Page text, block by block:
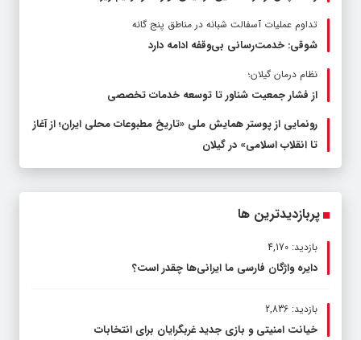
تداوم عملیات آسفالت‌ شبانه در مناطق پنج گانه
شوقی: خدمت‌رسانی بی‌وقفه ادامه دارد
نظام درمان گیلان؛
از فشار جمعیت شناور تا توسعه خدمات تخصصی
رونمایی از پوستر همایش ملی «تاریخ مطبوعات محلی ایران؛ از آغاز
تا انقلاب اسلامی» در گیلان
پربازدیدترین ها
بازدید: 4,170
دایره واژگان فارسی ما ایرانی‌ها چقدر است؟
بازدید: 2,836
خیانت امنیتی و بازی جدید غربگرایان برای انتخابات